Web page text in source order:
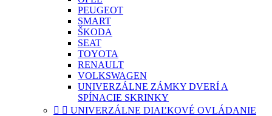
PEUGEOT
SMART
ŠKODA
SEAT
TOYOTA
RENAULT
VOLKSWAGEN
UNIVERZÁLNE ZÁMKY DVERÍ A
SPÍNACIE SKRINKY
  UNIVERZÁLNE DIAĽKOVÉ OVLÁDANIE